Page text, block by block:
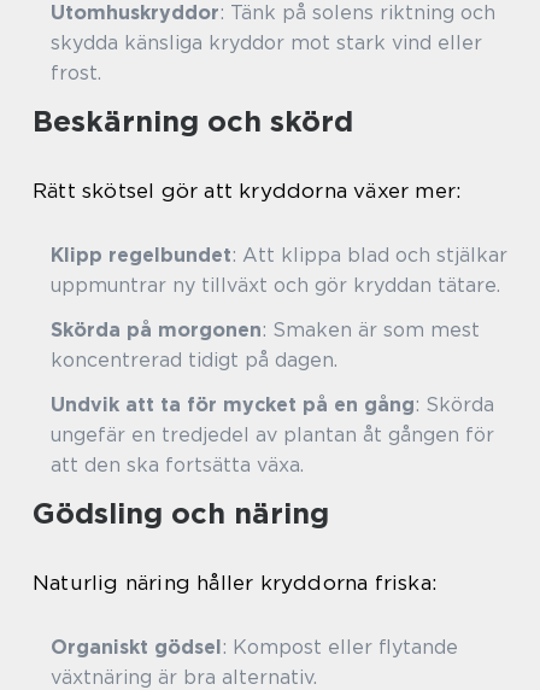
Utomhuskryddor: Tänk på solens riktning och
skydda känsliga kryddor mot stark vind eller
frost.
Beskärning och skörd
Rätt skötsel gör att kryddorna växer mer:
Klipp regelbundet: Att klippa blad och stjälkar
uppmuntrar ny tillväxt och gör kryddan tätare.
Skörda på morgonen: Smaken är som mest
koncentrerad tidigt på dagen.
Undvik att ta för mycket på en gång: Skörda
ungefär en tredjedel av plantan åt gången för
att den ska fortsätta växa.
Gödsling och näring
Naturlig näring håller kryddorna friska:
Organiskt gödsel: Kompost eller flytande
växtnäring är bra alternativ.